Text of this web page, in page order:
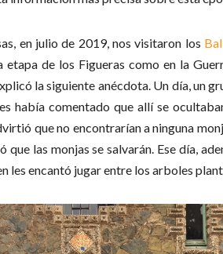
en julio de 2019, nos visitaron los
de los Figueras como en la
la siguiente anécdota. Un día, un
había comentado que allí se
que no encontrarían a ninguna
las monjas se salvarán. Ese día,
les encantó jugar entre los arboles